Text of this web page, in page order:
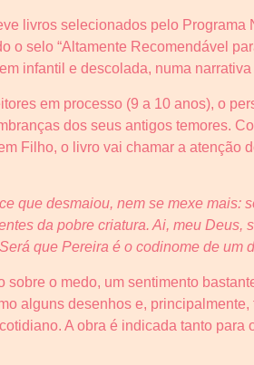
livros selecionados pelo
o selo “Altamente Recomendável
infantil e descolada, numa
em processo (9 a 10 anos), o
dos seus antigos temores.
Filho, o livro vai chamar a atenção
que desmaiou, nem se mexe mais:
da pobre criatura. Ai, meu Deus,
que Pereira é o codinome de um
sobre o medo, um sentimento
alguns desenhos e,
A obra é indicada tanto